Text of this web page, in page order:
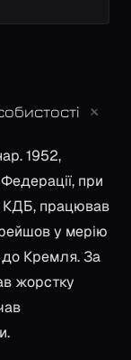
+
1952,
при
КДБ, працював
у мерію
до Кремля. За
жорстку